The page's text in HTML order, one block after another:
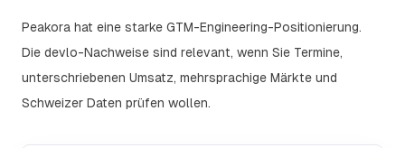
Peakora hat eine starke GTM-Engineering-Positionierung.
Die devlo-Nachweise sind relevant, wenn Sie Termine,
unterschriebenen Umsatz, mehrsprachige Märkte und
Schweizer Daten prüfen wollen.